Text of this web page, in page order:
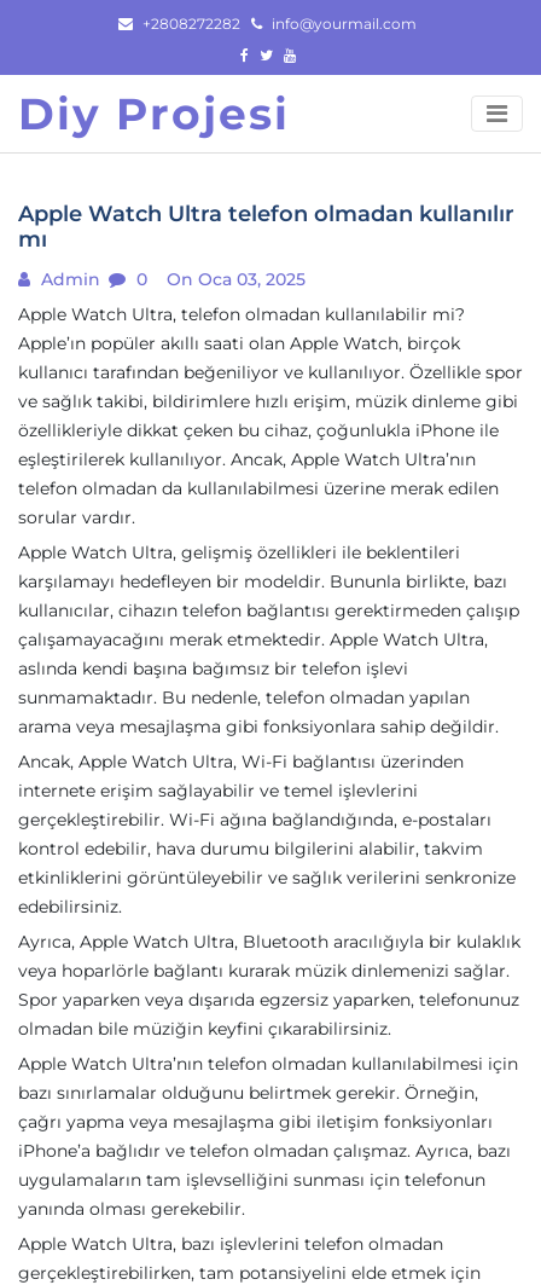
content
+2808272282 info@yourmail.com
Diy Projesi
Apple Watch Ultra telefon olmadan kullanılır
mı
Admin 0
On Oca 03, 2025
Apple Watch Ultra, telefon olmadan kullanılabilir mi?
Apple’ın popüler akıllı saati olan Apple Watch, birçok
kullanıcı tarafından beğeniliyor ve kullanılıyor. Özellikle spor
ve sağlık takibi, bildirimlere hızlı erişim, müzik dinleme gibi
özellikleriyle dikkat çeken bu cihaz, çoğunlukla iPhone ile
eşleştirilerek kullanılıyor. Ancak, Apple Watch Ultra’nın
telefon olmadan da kullanılabilmesi üzerine merak edilen
sorular vardır.
Apple Watch Ultra, gelişmiş özellikleri ile beklentileri
karşılamayı hedefleyen bir modeldir. Bununla birlikte, bazı
kullanıcılar, cihazın telefon bağlantısı gerektirmeden çalışıp
çalışamayacağını merak etmektedir. Apple Watch Ultra,
aslında kendi başına bağımsız bir telefon işlevi
sunmamaktadır. Bu nedenle, telefon olmadan yapılan
arama veya mesajlaşma gibi fonksiyonlara sahip değildir.
Ancak, Apple Watch Ultra, Wi-Fi bağlantısı üzerinden
internete erişim sağlayabilir ve temel işlevlerini
gerçekleştirebilir. Wi-Fi ağına bağlandığında, e-postaları
kontrol edebilir, hava durumu bilgilerini alabilir, takvim
etkinliklerini görüntüleyebilir ve sağlık verilerini senkronize
edebilirsiniz.
Ayrıca, Apple Watch Ultra, Bluetooth aracılığıyla bir kulaklık
veya hoparlörle bağlantı kurarak müzik dinlemenizi sağlar.
Spor yaparken veya dışarıda egzersiz yaparken, telefonunuz
olmadan bile müziğin keyfini çıkarabilirsiniz.
Apple Watch Ultra’nın telefon olmadan kullanılabilmesi için
bazı sınırlamalar olduğunu belirtmek gerekir. Örneğin,
çağrı yapma veya mesajlaşma gibi iletişim fonksiyonları
iPhone’a bağlıdır ve telefon olmadan çalışmaz. Ayrıca, bazı
uygulamaların tam işlevselliğini sunması için telefonun
yanında olması gerekebilir.
Apple Watch Ultra, bazı işlevlerini telefon olmadan
gerçekleştirebilirken, tam potansiyelini elde etmek için